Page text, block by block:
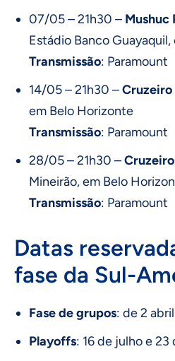
07/05 – 21h30 – Mushuc
Estádio Banco
Transmissão: Paramount
14/05 – 21h30 –Cruzeiro
em Belo Horizonte
Transmissão: Paramount
28/05 – 21h30 –
Mineirão, em Belo
Transmissão: Paramount
Datas
fase da Sul-
Fase de grupos: de 2
Playoffs: 16 de julho e 23